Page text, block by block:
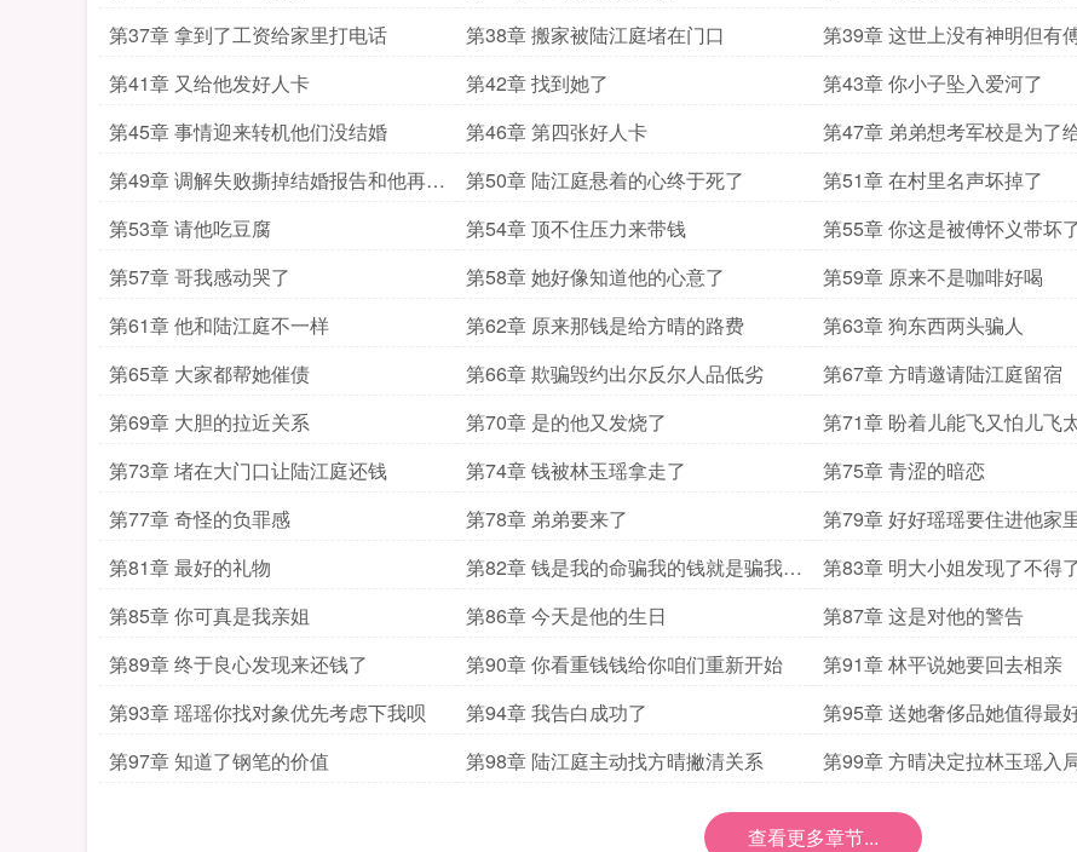
第37章 拿到了工资给家里打电话
第38章 搬家被陆江庭堵在门口 第39章 这世上没有神明但有
第41章 又给他发好人卡
第42章 找到她了 第43章 你小子坠入爱河了
第45章 事情迎来转机他们没结婚
第46章 第四张好人卡 第47章 弟弟想考军校是为了
第49章 调解失败撕掉结婚报告和他再无
干系
第50章 陆江庭悬着的心终于死了 第51章 在村里名声坏掉了
第53章 请他吃豆腐
第54章 顶不住压力来带钱 第55章 你这是被傅怀义带坏
第57章 哥我感动哭了
第58章 她好像知道他的心意了 第59章 原来不是咖啡好喝
第61章 他和陆江庭不一样
第62章 原来那钱是给方晴的路费 第63章 狗东西两头骗人
第65章 大家都帮她催债
第66章 欺骗毁约出尔反尔人品低劣 第67章 方晴邀请陆江庭留宿
第69章 大胆的拉近关系
第70章 是的他又发烧了 第71章 盼着儿能飞又怕儿飞
第73章 堵在大门口让陆江庭还钱
第74章 钱被林玉瑶拿走了 第75章 青涩的暗恋
第77章 奇怪的负罪感
第78章 弟弟要来了 第79章 好好瑶瑶要住进他家
第81章 最好的礼物
第82章 钱是我的命骗我的钱就是骗我的
命
第83章 明大小姐发现了不得
第85章 你可真是我亲姐
第86章 今天是他的生日 第87章 这是对他的警告
第89章 终于良心发现来还钱了
第90章 你看重钱钱给你咱们重新开始 第91章 林平说她要回去相亲
第93章 瑶瑶你找对象优先考虑下我呗
第94章 我告白成功了 第95章 送她奢侈品她值得最
第97章 知道了钢笔的价值
第98章 陆江庭主动找方晴撇清关系
第99章 方晴决定拉林玉瑶入
查看更多章节...